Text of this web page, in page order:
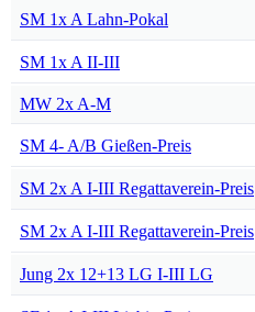
SM 1x A Lahn-Pokal
SM 1x A II-III
MW 2x A-M
SM 4- A/B Gießen-Preis
SM 2x A I-III Regattaverein-Preis
SM 2x A I-III Regattaverein-Preis
Jung 2x 12+13 LG I-III LG